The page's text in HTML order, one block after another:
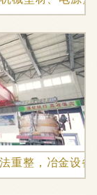
重整，冶金设